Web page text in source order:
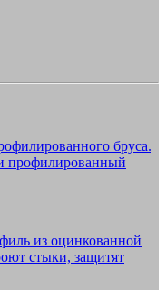
бруса.
профилированный
из оцинкованной
стыки, защитят